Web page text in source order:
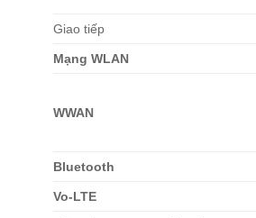
Giao tiếp
Mạng WLAN
WWAN
Bluetooth
Vo-LTE